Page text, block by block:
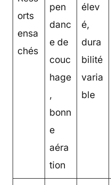
orts
ensa
chés
pen
danc
e de
couc
hage
,
bonn
e
aéra
tion
élev
é,
dura
bilité
varia
ble